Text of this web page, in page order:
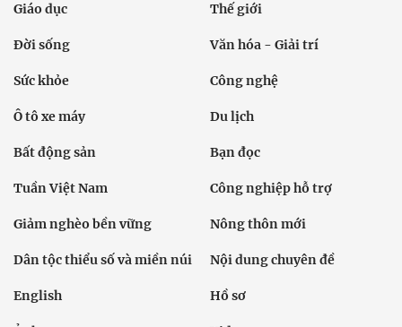
Giáo dục Thế giới
Đời sống Văn hóa - Giải trí
Sức khỏe Công nghệ
Ô tô xe máy Du lịch
Bất động sản Bạn đọc
Tuần Việt Nam Công nghiệp hỗ trợ
Giảm nghèo bền vững Nông thôn mới
Dân tộc thiểu số và miền núi Nội dung chuyên đề
English Hồ sơ